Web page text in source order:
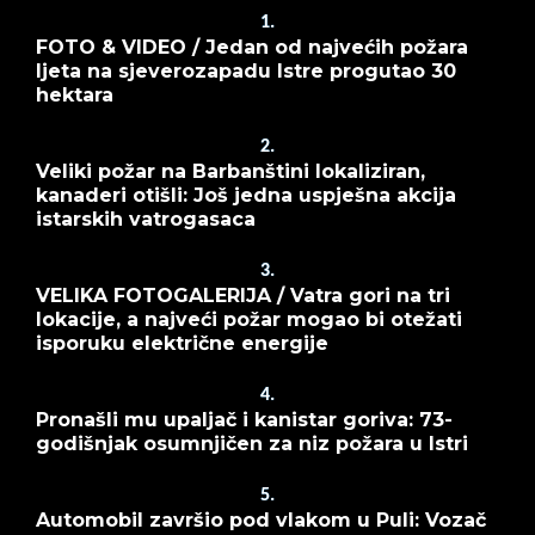
1.
FOTO & VIDEO / Jedan od najvećih požara
ljeta na sjeverozapadu Istre progutao 30
hektara
2.
Veliki požar na Barbanštini lokaliziran,
kanaderi otišli: Još jedna uspješna akcija
istarskih vatrogasaca
3.
VELIKA FOTOGALERIJA / Vatra gori na tri
lokacije, a najveći požar mogao bi otežati
isporuku električne energije
4.
Pronašli mu upaljač i kanistar goriva: 73-
godišnjak osumnjičen za niz požara u Istri
5.
Automobil završio pod vlakom u Puli: Vozač